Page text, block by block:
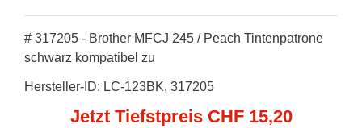
# 317205 - Brother MFCJ 245 / Peach Tintenpatrone
schwarz kompatibel zu
Hersteller-ID: LC-123BK, 317205
Jetzt Tiefstpreis CHF 15,20